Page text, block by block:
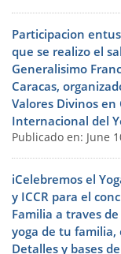
Participacion
que se realizo el
Generalisimo
Caracas,
Valores Divinos
Internacional del
Publicado en: June
iCelebremos el
y ICCR para el
Familia a traves
yoga de tu familia,
Detalles y bases